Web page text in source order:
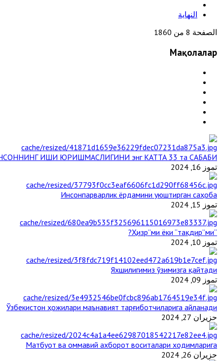
النهاية
الصفحة 8 من 1860
Мақолалар
ИШИ ЮРИШМАСЛИГИНИ энг КАТТА 33 та САБАБИ
تموز 16, 2024
Инсонпарварлик ёрдамини уюштирган саҳоба
تموز 15, 2024
“Ҳизр”ми ёки “тақдир”ми?
تموز 10, 2024
Яхшилигимиз ўзимизга қайтади
تموز 09, 2024
Ўзбекистон ҳожилари маънавият тарғиботчиларига айланади
حزيران 27, 2024
Матбуот ва оммавий ахборот воситалари ходимларига
حزيران 26, 2024